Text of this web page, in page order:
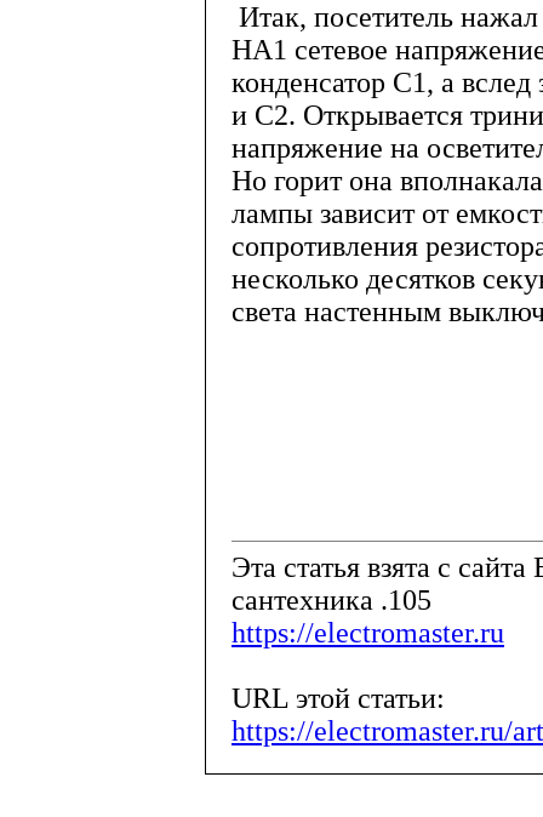
Итак, посетитель
НА1 сетевое
конденсатор С1, а
и С2. Открывается
напряжение на
Но горит она
лампы зависит от
сопротивления
несколько десятков
света настенным
Эта статья взята с
сантехника .105
https://electromaster.ru
URL этой статьи:
https://electromaster.ru/